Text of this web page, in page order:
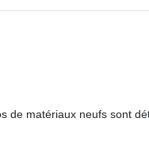
de matériaux neufs sont